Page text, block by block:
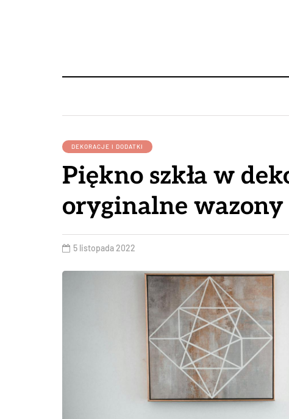
DEKORACJE I DODATKI
Piękno szkła w
oryginalne
5 listopada 2022